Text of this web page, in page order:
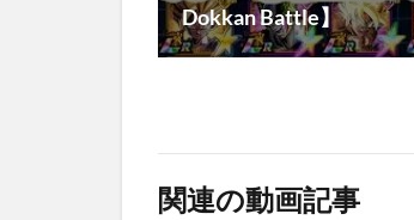
Dokkan Battle】
関連の動画記事